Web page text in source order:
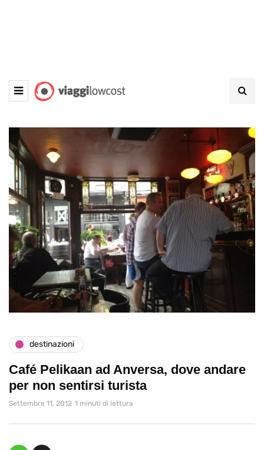
destinazioni
Café Pelikaan ad Anversa, dove andare
per non sentirsi turista
Settembre 11, 2012 1 minuti di lettura